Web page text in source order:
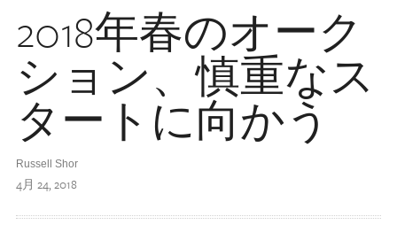
2018年春のオーク
ション、慎重なス
タートに向かう
Russell Shor
4月 24, 2018